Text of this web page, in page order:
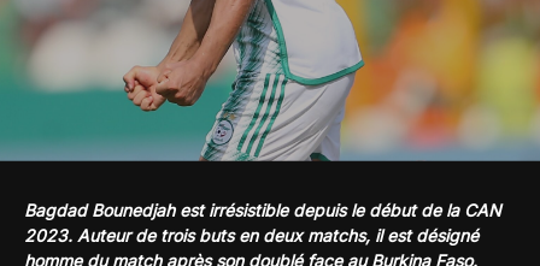
Bagdad Bounedjah est irrésistible depuis le début de la CAN
2023. Auteur de trois buts en deux matchs, il est désigné
homme du match après son doublé face au Burkina Faso.